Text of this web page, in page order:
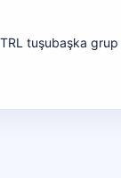
tuşubaşka grup